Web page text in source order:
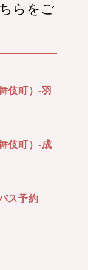
らをご
伎町）-羽
伎町）-成
ス予約